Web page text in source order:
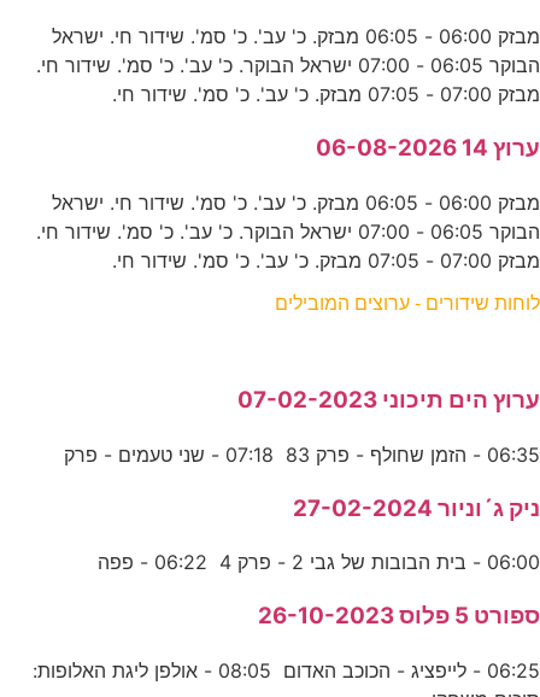
מבזק 06:00 - 06:05 מבזק. כ' עב'. כ' סמ'. שידור חי. ישראל
הבוקר 06:05 - 07:00 ישראל הבוקר. כ' עב'. כ' סמ'. שידור חי.
מבזק 07:00 - 07:05 מבזק. כ' עב'. כ' סמ'. שידור חי.
ערוץ 14 06-08-2026
מבזק 06:00 - 06:05 מבזק. כ' עב'. כ' סמ'. שידור חי. ישראל
הבוקר 06:05 - 07:00 ישראל הבוקר. כ' עב'. כ' סמ'. שידור חי.
מבזק 07:00 - 07:05 מבזק. כ' עב'. כ' סמ'. שידור חי.
לוחות שידורים - ערוצים המובילים
ערוץ הים תיכוני 07-02-2023
06:35 - הזמן שחולף - פרק 83 07:18 - שני טעמים - פרק
ניק ג´וניור 27-02-2024
06:00 - בית הבובות של גבי 2 - פרק 4 06:22 - פפה
ספורט 5 פלוס 26-10-2023
06:25 - לייפציג - הכוכב האדום 08:05 - אולפן ליגת האלופות: